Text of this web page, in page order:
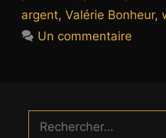
argent, Valérie Bonheur,
Un commentaire